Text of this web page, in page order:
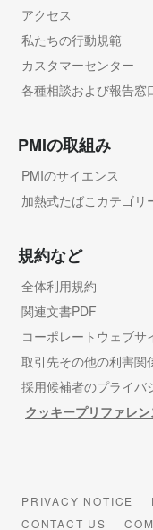
アクセス
私たちの行動規範
カスタマーセンター
各種相談および報告窓
PMIの取組み
PMIのサイエンス
加熱式たばこカテゴリ
規約など
全体利用規約
関連文書PDF
コーポレートウェブ
取引先その他の利害関
採用候補者のプライバ
クッキープリファレン
PRIVACY NOTICE
CONTACT US